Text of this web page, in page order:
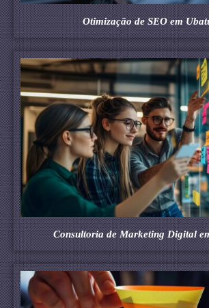
Otimização de SEO em
Consultoria de Marketing Digital